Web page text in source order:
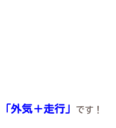
「外気＋走行」 です！